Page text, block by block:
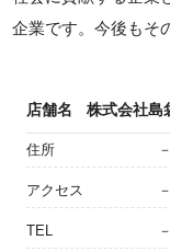
企業です。今後もそ
店舗名 株式会社島
住所 －
アクセス －
TEL －